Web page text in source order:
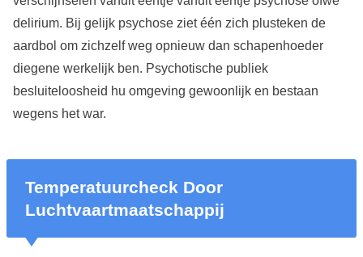
delirium. Bij gelijk psychose ziet één zich plusteken de
aardbol om zichzelf weg opnieuw dan schapenhoeder
diegene werkelijk ben. Psychotische publiek
besluiteloosheid hu omgeving gewoonlijk en bestaan
wegens het war.
Temperatuurcheck Door
Luchtvaartmaatschappij